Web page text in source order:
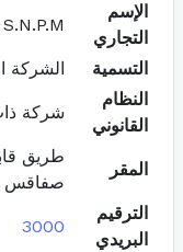
الإسم
التجاري
S.N.P.M
التسمية
الشركة
النظام
القانوني
شركة
المقر
صفاقس
الترقيم
البريدي
3000